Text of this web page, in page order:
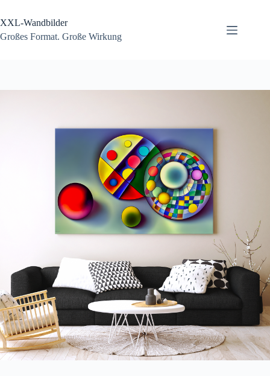
springen
XXL-Wandbilder
Großes Format. Große Wirkung